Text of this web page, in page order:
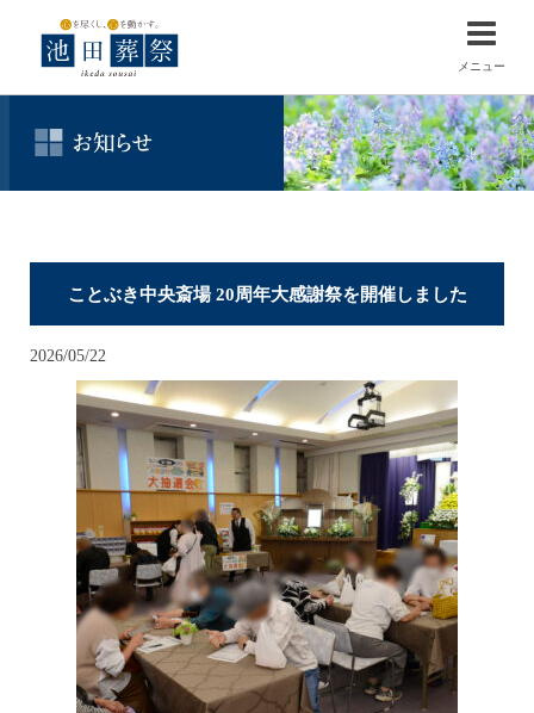
メニュー
ことぶき中央斎場 20周年大感謝祭を開催しました
2026/05/22